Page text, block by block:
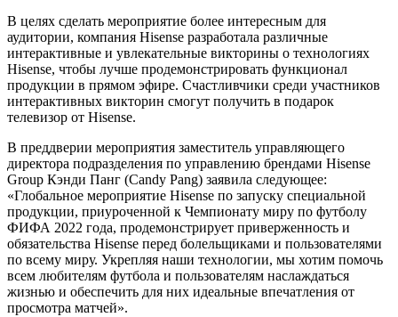
В целях сделать мероприятие более интересным для
аудитории, компания Hisense разработала различные
интерактивные и увлекательные викторины о технологиях
Hisense, чтобы лучше продемонстрировать функционал
продукции в прямом эфире. Счастливчики среди участников
интерактивных викторин смогут получить в подарок
телевизор от Hisense.
В преддверии мероприятия заместитель управляющего
директора подразделения по управлению брендами Hisense
Group Кэнди Панг (Candy Pang) заявила следующее:
«Глобальное мероприятие Hisense по запуску специальной
продукции, приуроченной к Чемпионату миру по футболу
ФИФА 2022 года, продемонстрирует приверженность и
обязательства Hisense перед болельщиками и пользователями
по всему миру. Укрепляя наши технологии, мы хотим помочь
всем любителям футбола и пользователям наслаждаться
жизнью и обеспечить для них идеальные впечатления от
просмотра матчей».